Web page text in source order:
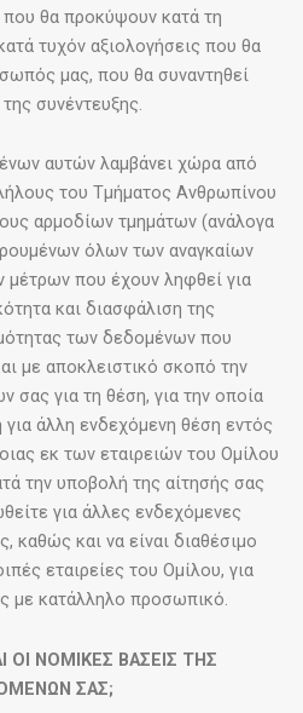
θα προκύψουν κατά τη
τυχόν αξιολογήσεις που θα
μας, που θα συναντηθεί
συνέντευξης.
αυτών λαμβάνει χώρα από
του Τμήματος Ανθρωπίνου
αρμοδίων τμημάτων (ανάλογα
όλων των αναγκαίων
μέτρων που έχουν ληφθεί για
και διασφάλιση της
των δεδομένων που
με αποκλειστικό σκοπό την
σας για τη θέση, για την οποία
άλλη ενδεχόμενη θέση εντός
εκ των εταιρειών του Ομίλου
την υποβολή της αίτησής σας
για άλλες ενδεχόμενες
καθώς και να είναι διαθέσιμο
εταιρείες του Ομίλου, για
με κατάλληλο προσωπικό.
ΟΙ ΝΟΜΙΚΕΣ ΒΑΣΕΙΣ ΤΗΣ
ΣΑΣ;